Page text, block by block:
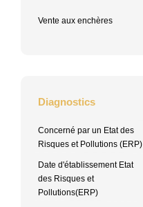
Vente aux enchères
Diagnostics
Concerné par un Etat des
Risques et Pollutions (ERP)
Date d'établissement Etat
des Risques et
Pollutions(ERP)